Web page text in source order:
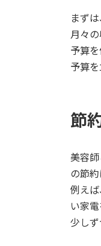
まず
月々
予算
予算
節
美容
の節約
例え
い家
少しず